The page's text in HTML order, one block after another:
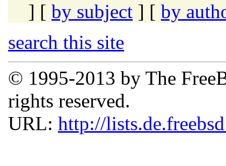
] [ by subject ] [ by
search this site
© 1995-2013 by The
rights reserved.
URL: http://